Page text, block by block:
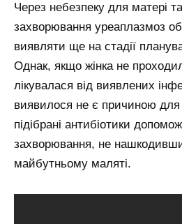
Через небезпеку для матері
захворювання уреаплазмоз
виявляти ще на стадії
Однак, якщо жінка не
лікувалася від виявлених
виявилося не є причиною
підібрані антибіотики
захворювання, не нашкодивши
майбутньому маляті.